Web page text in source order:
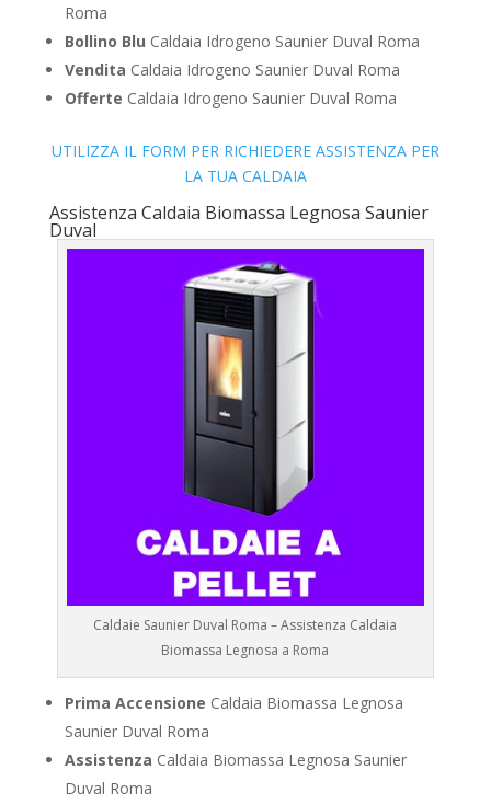
Roma
Bollino Blu Caldaia Idrogeno Saunier Duval Roma
Vendita Caldaia Idrogeno Saunier Duval Roma
Offerte Caldaia Idrogeno Saunier Duval Roma
UTILIZZA IL FORM PER RICHIEDERE ASSISTENZA PER
LA TUA CALDAIA
Assistenza Caldaia Biomassa Legnosa Saunier
Duval
Caldaie Saunier Duval Roma – Assistenza Caldaia
Biomassa Legnosa a Roma
Prima Accensione Caldaia Biomassa Legnosa
Saunier Duval Roma
Assistenza Caldaia Biomassa Legnosa Saunier
Duval Roma